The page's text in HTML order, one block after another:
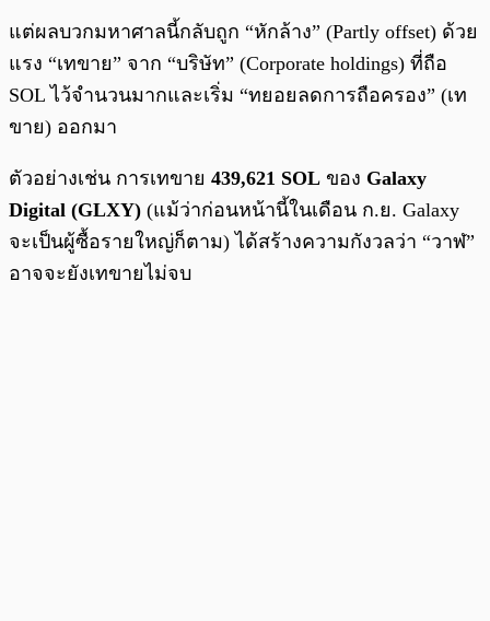
แต่ผลบวกมหาศาลนี้กลับถูก “หักล้าง” (Partly offset) ด้วย
แรง “เทขาย” จาก “บริษัท” (Corporate holdings) ที่ถือ
SOL ไว้จำนวนมากและเริ่ม “ทยอยลดการถือครอง” (เท
ขาย) ออกมา
ตัวอย่างเช่น การเทขาย 439,621 SOL ของ Galaxy
Digital (GLXY) (แม้ว่าก่อนหน้านี้ในเดือน ก.ย. Galaxy
จะเป็นผู้ซื้อรายใหญ่ก็ตาม) ได้สร้างความกังวลว่า “วาฬ”
อาจจะยังเทขายไม่จบ